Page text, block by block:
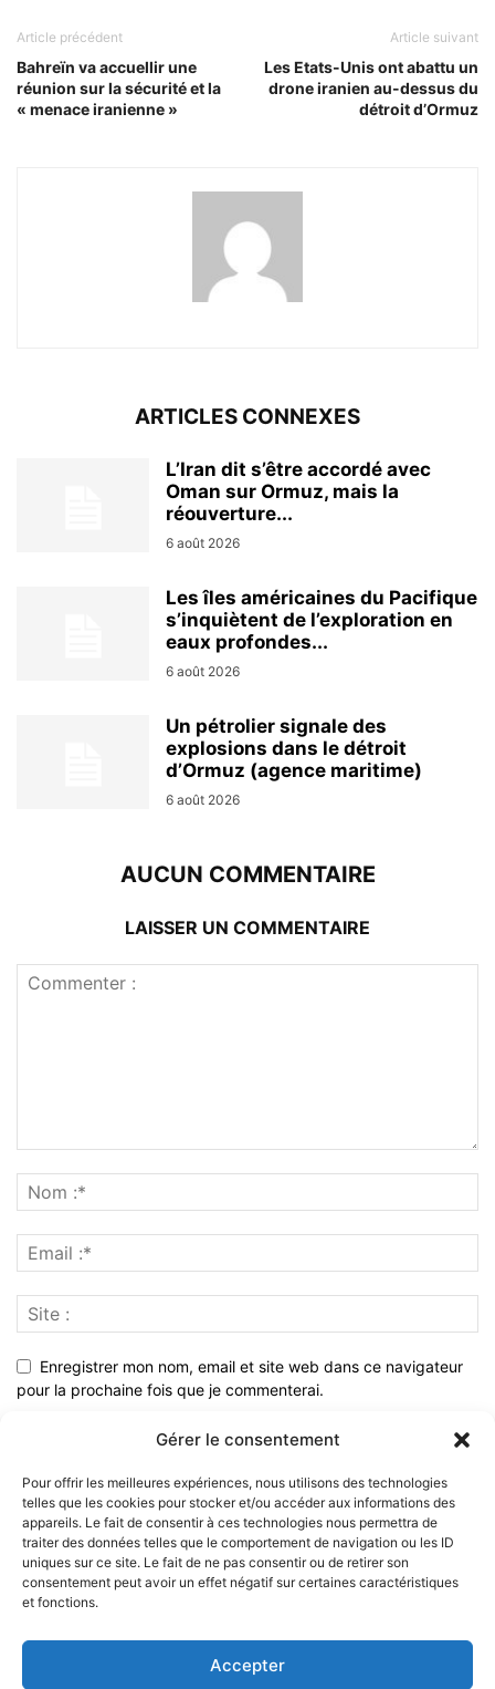
Gérer le consentement
Pour offrir les meilleures expériences, nous utilisons des technologies
telles que les cookies pour stocker et/ou accéder aux informations des
appareils. Le fait de consentir à ces technologies nous permettra de
traiter des données telles que le comportement de navigation ou les ID
uniques sur ce site. Le fait de ne pas consentir ou de retirer son
consentement peut avoir un effet négatif sur certaines caractéristiques
et fonctions.
Accepter
Article précédent
Bahreïn va accuellir une
réunion sur la sécurité et la
« menace iranienne »
Article suivant
Les Etats-Unis ont abattu un
drone iranien au-dessus du
détroit d’Ormuz
ARTICLES CONNEXES
L’Iran dit s’être accordé avec
Oman sur Ormuz, mais la
réouverture...
6 août 2026
Les îles américaines du Pacifique
s’inquiètent de l’exploration en
eaux profondes...
6 août 2026
Un pétrolier signale des
explosions dans le détroit
d’Ormuz (agence maritime)
6 août 2026
AUCUN COMMENTAIRE
LAISSER UN COMMENTAIRE
Enregistrer mon nom, email et site web dans ce navigateur
pour la prochaine fois que je commenterai.
À PROPOS